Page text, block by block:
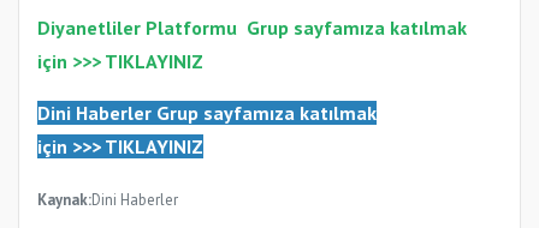
Diyanetliler Platformu Grup sayfamıza katılmak
için >>> TIKLAYINIZ
Dini Haberler Grup sayfamıza katılmak
için >>> TIKLAYINIZ
Kaynak:Dini Haberler